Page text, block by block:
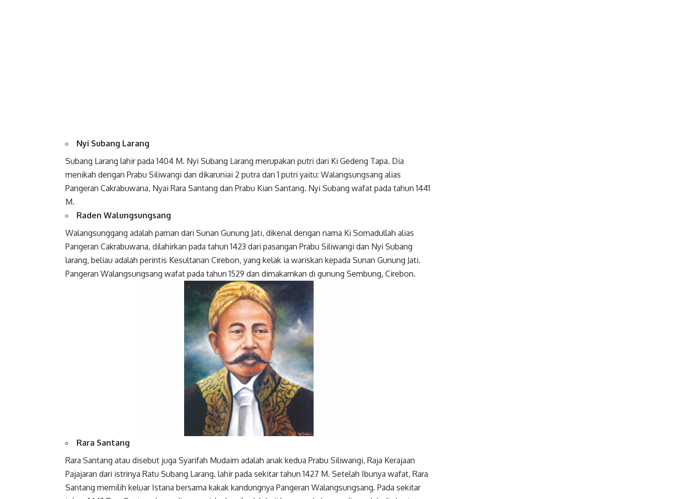
Nyi Subang Larang
Subang Larang lahir pada 1404 M. Nyi Subang Larang merupakan putri dari Ki Gedeng Tapa. Dia
menikah dengan Prabu Siliwangi dan dikaruniai 2 putra dan 1 putri yaitu: Walangsungsang alias
Pangeran Cakrabuwana, Nyai Rara Santang dan Prabu Kian Santang. Nyi Subang wafat pada tahun 1441
M.
Raden Walungsungsang
Walangsunggang adalah paman dari Sunan Gunung Jati, dikenal dengan nama Ki Somadullah alias
Pangeran Cakrabuwana, dilahirkan pada tahun 1423 dari pasangan Prabu Siliwangi dan Nyi Subang
larang, beliau adalah perintis Kesultanan Cirebon, yang kelak ia wariskan kepada Sunan Gunung Jati.
Pangeran Walangsungsang wafat pada tahun 1529 dan dimakamkan di gunung Sembung, Cirebon.
Facebook Twitter Gmail
Rara Santang
Rara Santang atau disebut juga Syarifah Mudaim adalah anak kedua Prabu Siliwangi, Raja Kerajaan
Pajajaran dari istrinya Ratu Subang Larang. lahir pada sekitar tahun 1427 M. Setelah Ibunya wafat, Rara
Santang memilih keluar Istana bersama kakak kandungnya Pangeran Walangsungsang. Pada sekitar